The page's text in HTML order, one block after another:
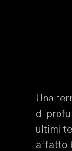
Una
di
ultimi
affatto